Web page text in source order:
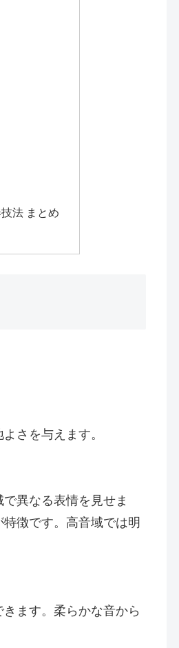
法 まとめ
さを与えます。
異なる表情を見せま
徴です。高音域では明
ます。柔らかな音から